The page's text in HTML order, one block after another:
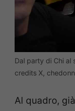
Dal party di Chi al
credits X,
Al quadro,